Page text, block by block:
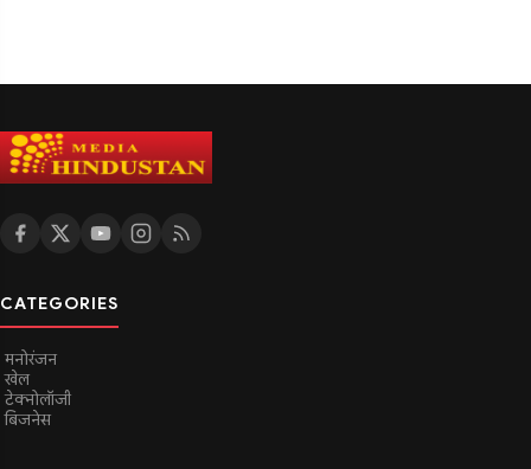
CATEGORIES
मनोरंजन
खेल
टेक्नोलॉजी
बिजनेस